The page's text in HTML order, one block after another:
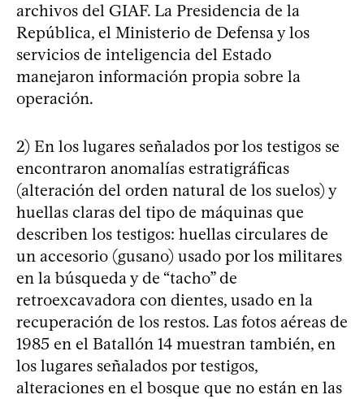
archivos del GIAF. La Presidencia de la
República, el Ministerio de Defensa y los
servicios de inteligencia del Estado
manejaron información propia sobre la
operación.
2) En los lugares señalados por los testigos se
encontraron anomalías estratigráficas
(alteración del orden natural de los suelos) y
huellas claras del tipo de máquinas que
describen los testigos: huellas circulares de
un accesorio (gusano) usado por los militares
en la búsqueda y de “tacho” de
retroexcavadora con dientes, usado en la
recuperación de los restos. Las fotos aéreas de
1985 en el Batallón 14 muestran también, en
los lugares señalados por testigos,
alteraciones en el bosque que no están en las